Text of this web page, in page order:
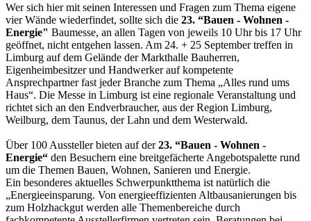
Wer sich hier mit seinen Interessen und Fragen zum Thema eigene
vier Wände wiederfindet, sollte sich die 23. “Bauen - Wohnen -
Energie" Baumesse, an allen Tagen von jeweils 10 Uhr bis 17 Uhr
geöffnet, nicht entgehen lassen. Am 24. + 25 September treffen in
Limburg auf dem Gelände der Markthalle Bauherren,
Eigenheimbesitzer und Handwerker auf kompetente
Ansprechpartner fast jeder Branche zum Thema „Alles rund ums
Haus“. Die Messe in Limburg ist eine regionale Veranstaltung und
richtet sich an den Endverbraucher, aus der Region Limburg,
Weilburg, dem Taunus, der Lahn und dem Westerwald.
Über 100 Aussteller bieten auf der23. “Bauen - Wohnen -
Energie“ den Besuchern eine breitgefächerte Angebotspalette rund
um die Themen Bauen, Wohnen, Sanieren und Energie.
Ein besonderes aktuelles Schwerpunktthema ist natürlich die
„Energieeinsparung. Von energieeffizienten Altbausanierungen bis
zum Holzhackgut werden alle Themenbereiche durch